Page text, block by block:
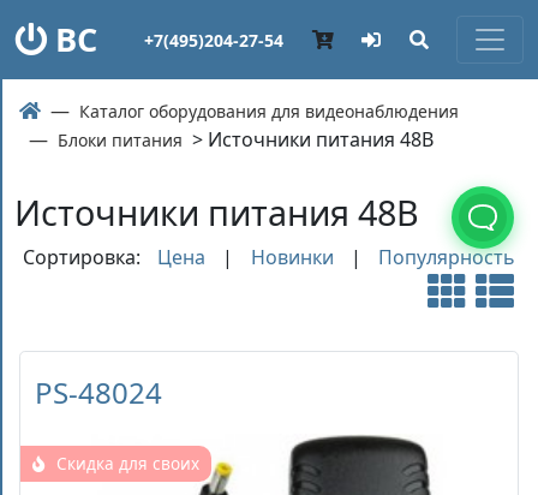
ВС +7(495)204-27-54
Каталог оборудования для видеонаблюдения
Блоки питания > Источники питания 48В
Источники питания 48В
Сортировка: Цена | Новинки | Популярность
PS-48024
Скидка для своих